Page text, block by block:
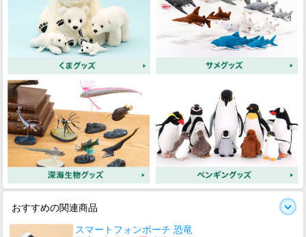
おすすめの関連商品
スマートフォンポーチ 恐竜